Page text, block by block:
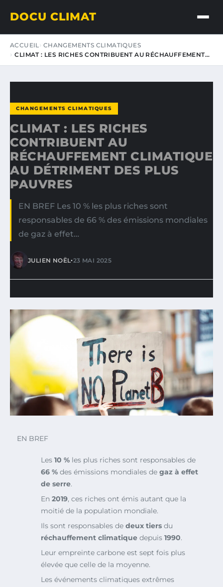
DOCU CLIMAT
ACCUEIL CHANGEMENTS CLIMATIQUES
CLIMAT : LES RICHES CONTRIBUENT AU RÉCHAUFFEMENT…
CHANGEMENTS CLIMATIQUES
CLIMAT : LES RICHES
CONTRIBUENT AU
RÉCHAUFFEMENT CLIMATIQUE
AU DÉTRIMENT DES PLUS
PAUVRES
EN BREF Les 10 % les plus riches sont
responsables de 66 % des émissions mondiales
de gaz à effet…
JULIEN NOËL•23 MAI 2025
EN BREF
Les 10 % les plus riches sont responsables de
66 % des émissions mondiales de gaz à effet
de serre.
En 2019, ces riches ont émis autant que la
moitié de la population mondiale.
Ils sont responsables de deux tiers du
réchauffement climatique depuis 1990.
Leur empreinte carbone est sept fois plus
élevée que celle de la moyenne.
Les événements climatiques extrêmes